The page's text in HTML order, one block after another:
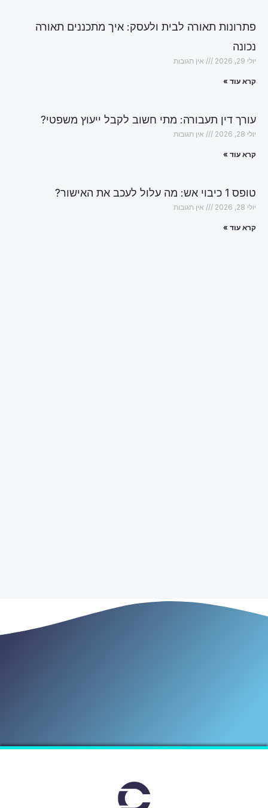
פתרונות תאורה לבית ולעסק: איך מתכננים תאורה
נכונה
יולי 29, 2026 אין תגובות
קרא עוד »
עורך דין תעבורה: מתי חשוב לקבל ייעוץ משפטי?
יולי 28, 2026 אין תגובות
קרא עוד »
טופס 1 כיבוי אש: מה עלול לעכב את האישור?
יולי 28, 2026 אין תגובות
קרא עוד »